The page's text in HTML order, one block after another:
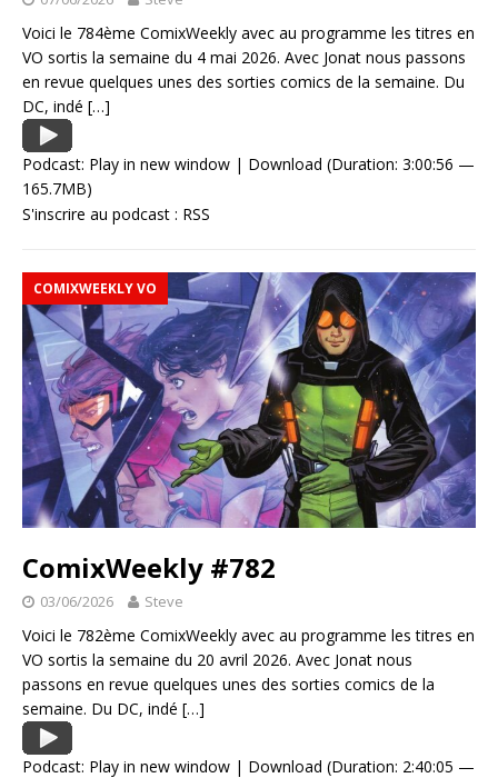
Voici le 784ème ComixWeekly avec au programme les titres en
VO sortis la semaine du 4 mai 2026. Avec Jonat nous passons
en revue quelques unes des sorties comics de la semaine. Du
DC, indé […]
Podcast: Play in new window | Download (Duration: 3:00:56 —
165.7MB)
S'inscrire au podcast : RSS
COMIXWEEKLY VO
ComixWeekly #782
03/06/2026 Steve
Voici le 782ème ComixWeekly avec au programme les titres en
VO sortis la semaine du 20 avril 2026. Avec Jonat nous
passons en revue quelques unes des sorties comics de la
semaine. Du DC, indé […]
Podcast: Play in new window | Download (Duration: 2:40:05 —